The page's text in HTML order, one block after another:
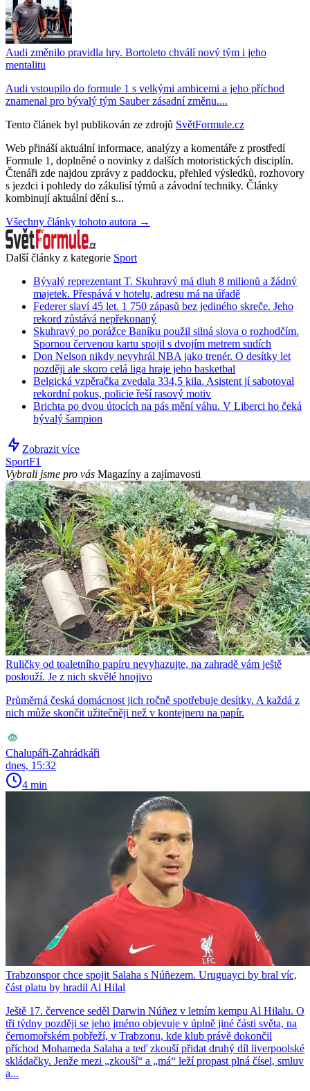
Audi změnilo pravidla hry. Bortoleto chválí nový tým i jeho
mentalitu
Audi vstoupilo do formule 1 s velkými ambicemi a jeho příchod
znamenal pro bývalý tým Sauber zásadní změnu....
Tento článek byl publikován ze zdrojů SvětFormule.cz
Web přináší aktuální informace, analýzy a komentáře z prostředí
Formule 1, doplněné o novinky z dalších motoristických disciplín.
Čtenáři zde najdou zprávy z paddocku, přehled výsledků, rozhovory
s jezdci i pohledy do zákulisí týmů a závodní techniky. Články
kombinují aktuální dění s...
Všechny články tohoto autora →
Další články z kategorie Sport
Bývalý reprezentant T. Skuhravý má dluh 8 milionů a žádný
majetek. Přespává v hotelu, adresu má na úřadě
Federer slaví 45 let. 1 750 zápasů bez jediného skreče. Jeho
rekord zůstává nepřekonaný
Skuhravý po porážce Baníku použil silná slova o rozhodčím.
Spornou červenou kartu spojil s dvojím metrem sudích
Don Nelson nikdy nevyhrál NBA jako trenér. O desítky let
později ale skoro celá liga hraje jeho basketbal
Belgická vzpěračka zvedala 334,5 kila. Asistent jí sabotoval
rekordní pokus, policie řeší rasový motiv
Brichta po dvou útocích na pás mění váhu. V Liberci ho čeká
bývalý šampion
Zobrazit více
SportF1
Vybrali jsme pro vás Magazíny a zajímavosti
Ruličky od toaletního papíru nevyhazujte, na zahradě vám ještě
poslouží. Je z nich skvělé hnojivo
Průměrná česká domácnost jich ročně spotřebuje desítky. A každá z
nich může skončit užitečněji než v kontejneru na papír.
Chalupáři-Zahrádkáři
dnes, 15:32
4 min
Trabzonspor chce spojit Salaha s Núñezem. Uruguayci by bral víc,
část platu by hradil Al Hilal
Ještě 17. července seděl Darwin Núñez v letním kempu Al Hilalu. O
tři týdny později se jeho jméno objevuje v úplně jiné části světa, na
černomořském pobřeží, v Trabzonu, kde klub právě dokončil
příchod Mohameda Salaha a teď zkouší přidat druhý díl liverpoolské
skládačky. Jenže mezi „zkouší“ a „má“ leží propast plná čísel, smluv
a...